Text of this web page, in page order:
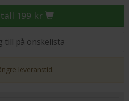
199 kr
till på önskelista
leveranstid.